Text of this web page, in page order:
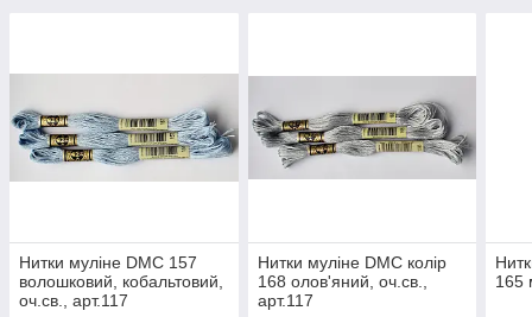
Нитки муліне DMC 157
волошковий, кобальтовий,
оч.св., арт.117
Нитки муліне DMC колір
168 олов'яний, оч.св.,
арт.117
165